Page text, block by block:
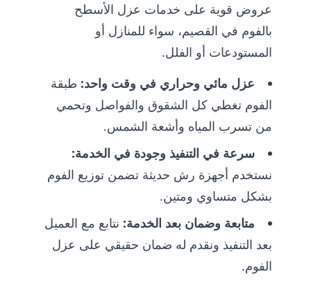
عروض قوية على خدمات عزل الأسطح
بالفوم في القصيم، سواء للمنازل أو
المستودعات أو الفلل.
عزل مائي وحراري في وقت واحد: طبقة
الفوم تغطي كل الشقوق والفواصل وتحمي
من تسرب المياه وأشعة الشمس.
سرعة في التنفيذ وجودة في الخدمة:
نستخدم أجهزة رش حديثة تضمن توزيع الفوم
بشكل متساوي ومتين.
متابعة وضمان بعد الخدمة: نتابع مع العميل
بعد التنفيذ ونقدم له ضمان حقيقي على عزل
الفوم.